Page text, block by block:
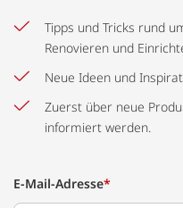
Tipps und Tricks rund
Renovieren und
Neue Ideen und
Zuerst über neue
informiert werden.
E-Mail-Adresse*